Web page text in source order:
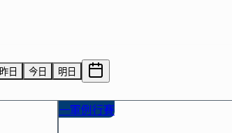
昨日 今日 明日
一軍例行賽